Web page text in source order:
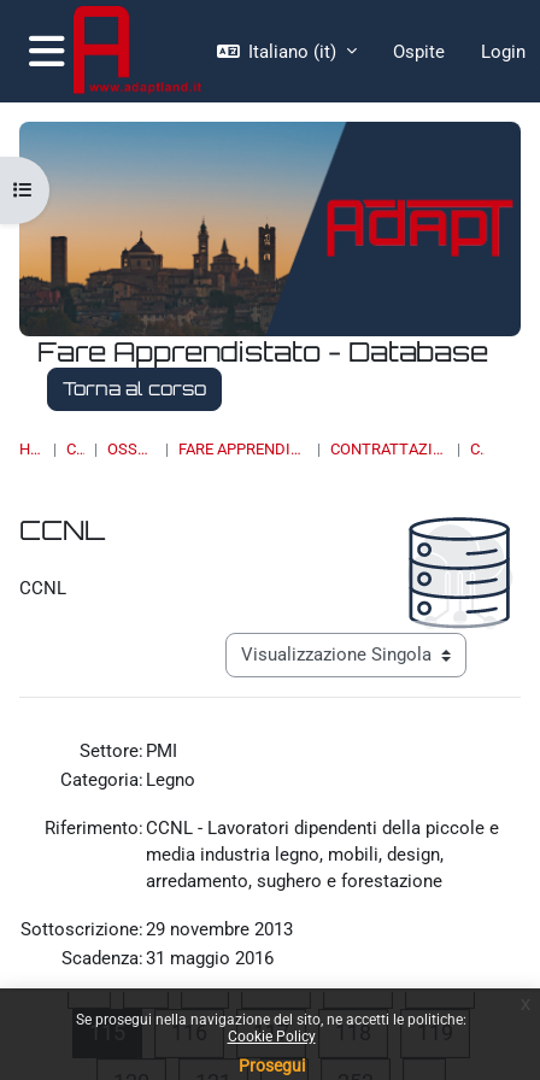
Vai al contenuto principale
Se prosegui nella navigazione del sito, ne accetti le politiche:
Cookie Policy
Prosegui
Pannello laterale
Italiano ‎(it)‎ Ospite Login
Fare Apprendistato - Database
Torna al corso
HOME CORSI OSSERVATORI FARE APPRENDISTATO - DATABASE CONTRATTAZIONE COLLETTIVA CCNL
Apri indice del corso
CCNL
CCNL
Navigazione terziaria modalità
Settore: PMI
Categoria: Legno
Riferimento:CCNL - Lavoratori dipendenti della piccole e
media industria legno, mobili, design,
arredamento, sughero e forestazione
Sottoscrizione:29 novembre 2013
Scadenza:31 maggio 2016
« 1 … 112 113 114
115Pagina 115
116Pagina 116
117Pagina 117
118Pagina 118
119Pagina